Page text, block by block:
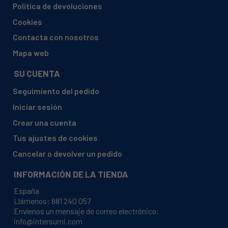
INDESIT, BWA71083XWPL
INDESIT, BWA81083XWPL
INDESIT, BWA81283XUK
INDESIT, BWA81283XUK.
INDESIT, BWA81283XWEU
INDESIT, BWA81482XWFR
INDESIT, BWA81483XUK
INDESIT, BWA81483XUK.
INDESIT, BWA81484XWFR N
INDESIT, BWA81484XWUK
Política de devoluciones
Cookies
Contacta con nosotros
Mapa web
SU CUENTA
Seguimiento del pedido
Iniciar sesión
Crear una cuenta
Tus ajustes de cookies
Cancelar o devolver un pedido
INFORMACIÓN DE LA TIENDA
España
Llámenos: 881 240 057
Envíenos un mensaje de correo electrónico:
info@intersumi.com